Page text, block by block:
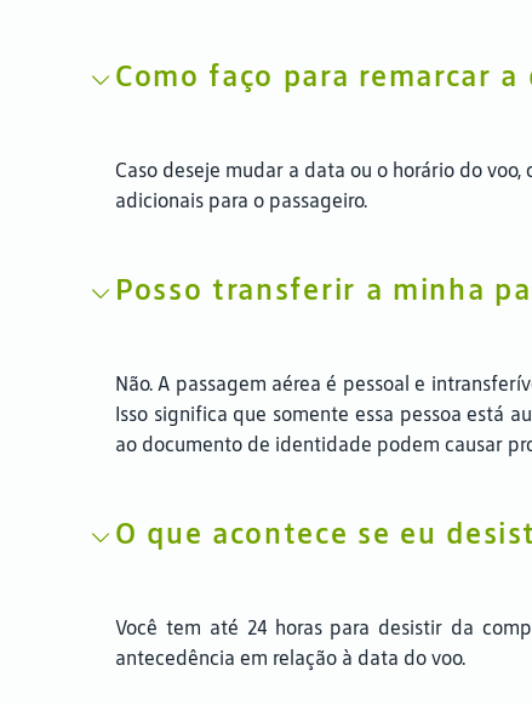
Como faço para remarcar
Caso deseje mudar a data ou o horário do
adicionais para o passageiro.
Posso transferir a minha
Não. A passagem aérea é pessoal e
Isso significa que somente essa pessoa está
ao documento de identidade podem causar
O que acontece se eu
Você tem até 24 horas para desistir da
antecedência em relação à data do voo.